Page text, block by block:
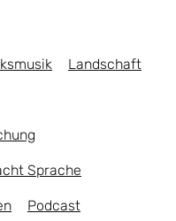
Landschaft
Sprache
Podcast